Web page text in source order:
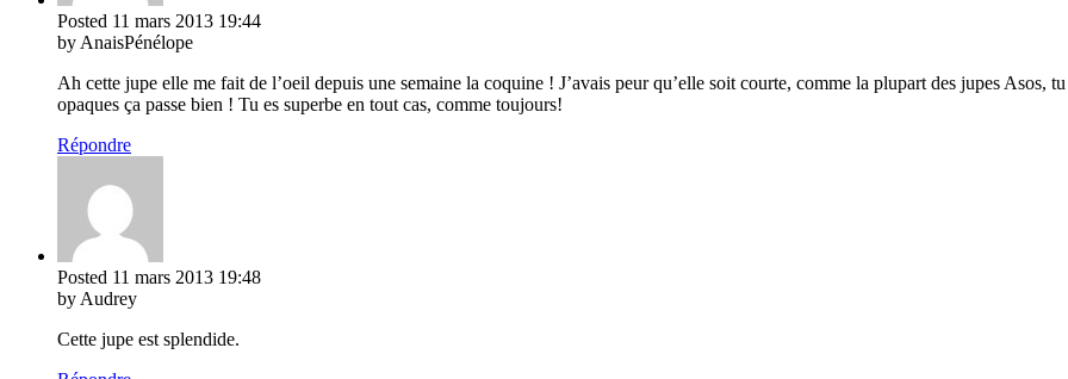
Posted 11 mars 2013 19:44
by AnaisPénélope
Ah cette jupe elle me fait de l’oeil depuis une semaine la coquine ! J’avais peur qu’elle soit courte, comme la plupart des jupes Asos,
opaques ça passe bien ! Tu es superbe en tout cas, comme toujours!
Répondre
Posted 11 mars 2013 19:48
by Audrey
Cette jupe est splendide.